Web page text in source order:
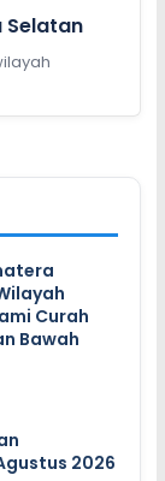
Selatan
Curah
Bawah
2026